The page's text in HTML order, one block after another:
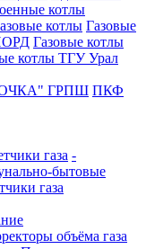
котлы
котлы Газовые
Газовые котлы
котлы ТГУ Урал
ГРПШ ПКФ
газа -
бытовые
газа
объёма газа